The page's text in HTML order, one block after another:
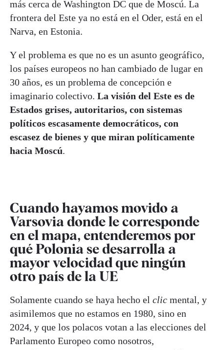
más cerca de Washington DC que de Moscú. La
frontera del Este ya no está en el Oder, está en el
Narva, en Estonia.
Y el problema es que no es un asunto geográfico,
los países europeos no han cambiado de lugar en
30 años, es un problema de concepción e
imaginario colectivo. La visión del Este es de
Estados grises, autoritarios, con sistemas
políticos escasamente democráticos, con
escasez de bienes y que miran políticamente
hacia Moscú.
Cuando hayamos movido a
Varsovia donde le corresponde
en el mapa, entenderemos por
qué Polonia se desarrolla a
mayor velocidad que ningún
otro país de la UE
Solamente cuando se haya hecho el clic mental, y
asimilemos que no estamos en 1980, sino en
2024, y que los polacos votan a las elecciones del
Parlamento Europeo como nosotros,